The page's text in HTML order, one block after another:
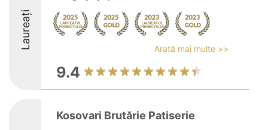
Laureați Arată mai multe >>
9.4
Kosovari Brutărie Patiserie